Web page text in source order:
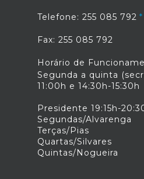
Telefone: 255 085 792
Fax: 255 085 792
Horário de
Segunda a quinta
11:00h e 14:30h-15:30h
Presidente 19:15h-
Segundas/Alvarenga
Terças/Pias
Quartas/Silvares
Quintas/Nogueira